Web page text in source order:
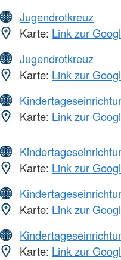
Jugendrotkreuz
Karte: Link zur
Jugendrotkreuz
Karte: Link zur
Karte: Link zur
Karte: Link zur
Karte: Link zur
Karte: Link zur